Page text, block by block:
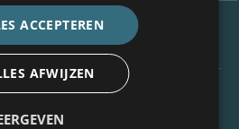
environnementaleConditions
générales de
ACCEPTEREN
AFWIJZEN